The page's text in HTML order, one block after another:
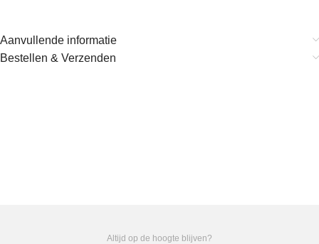
Aanvullende informatie
Bestellen & Verzenden
Altijd op de hoogte blijven?